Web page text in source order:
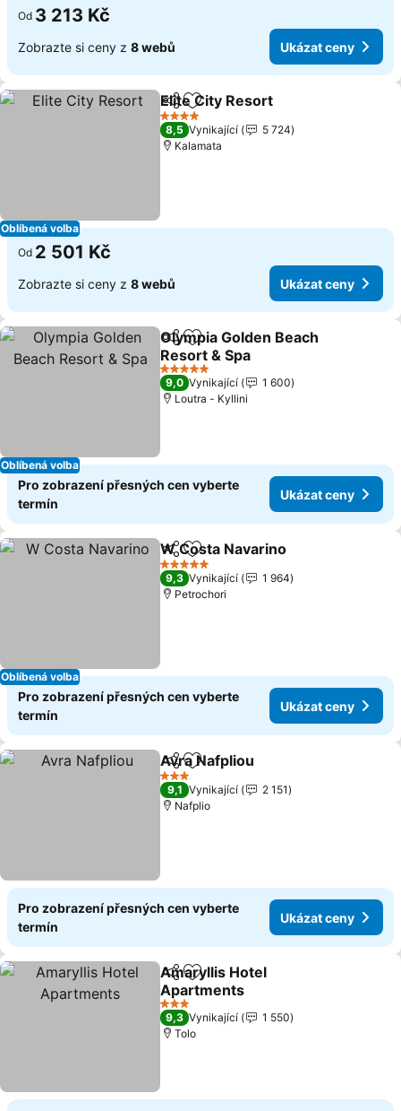
Od 3 213 Kč
Zobrazte si ceny z 8 webů Ukázat ceny
Oblíbená volba
SdíletPřidat na seznam oblíbených
Elite City Resort
4 Počet hvězdiček
8,5 Vynikající
5 724
Kalamata
Od 2 501 Kč
Zobrazte si ceny z 8 webů Ukázat ceny
Oblíbená volba
SdíletPřidat na seznam oblíbených
Olympia Golden Beach
Resort & Spa
5 Počet hvězdiček
9,0 Vynikající
1 600
Loutra - Kyllini
Pro zobrazení přesných cen vyberte
termín
Ukázat ceny
Oblíbená volba
SdíletPřidat na seznam oblíbených
W Costa Navarino
5 Počet hvězdiček
9,3 Vynikající
1 964
Petrochori
Pro zobrazení přesných cen vyberte
termín
Ukázat ceny
SdíletPřidat na seznam oblíbených
Avra Nafpliou
3 Počet hvězdiček
9,1 Vynikající
2 151
Nafplio
Pro zobrazení přesných cen vyberte
termín
Ukázat ceny
SdíletPřidat na seznam oblíbených
Amaryllis Hotel
Apartments
3 Počet hvězdiček
9,3 Vynikající
1 550
Tolo